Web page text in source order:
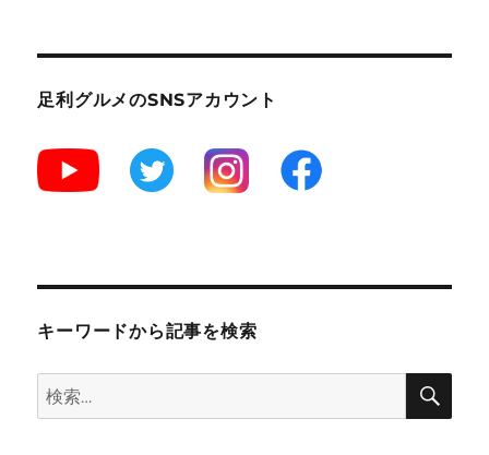
足利グルメのSNSアカウント
キーワードから記事を検索
検
索:
検